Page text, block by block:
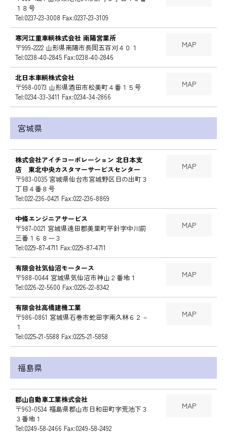
１８号
Tel:0237-23-3008 Fax:0237-23-3109
寒河江重車輌株式会社 南陽営業所
〒999-2222 山形県南陽市長岡五百刈４０１
Tel:0238-40-2845 Fax:0238-40-2846
MAP
北日本車輌株式会社
〒998-0073 山形県酒田市松美町４番１５号
Tel:0234-33-3411 Fax:0234-34-2866
MAP
宮城県
株式会社アイチコーポレーション 北日本支
店 東北中央カスタマーサービスセンター
〒983-0035 宮城県仙台市宮城野区日の出町３
丁目４番８号
Tel:022-236-0421 Fax:022-236-8869
MAP
中條エンジニアサービス
〒987-0021 宮城県遠田郡美里町平針字中川前
三番１６８ー３
Tel:0229-87-4711 Fax:0229-87-4711
MAP
有限会社気仙沼モータース
〒988-0044 宮城県気仙沼市神山２番地１
Tel:0226-22-5600 Fax:0226-22-8342
MAP
有限会社高橋建機工業
〒986-0861 宮城県石巻市蛇田字南久林６２－
１
Tel:0225-21-5588 Fax:0225-21-5858
MAP
福島県
郡山自動車工業株式会社
〒963-0534 福島県郡山市日和田町字荒池下３
３番地１
Tel:0249-58-2466 Fax:0249-58-2492
MAP